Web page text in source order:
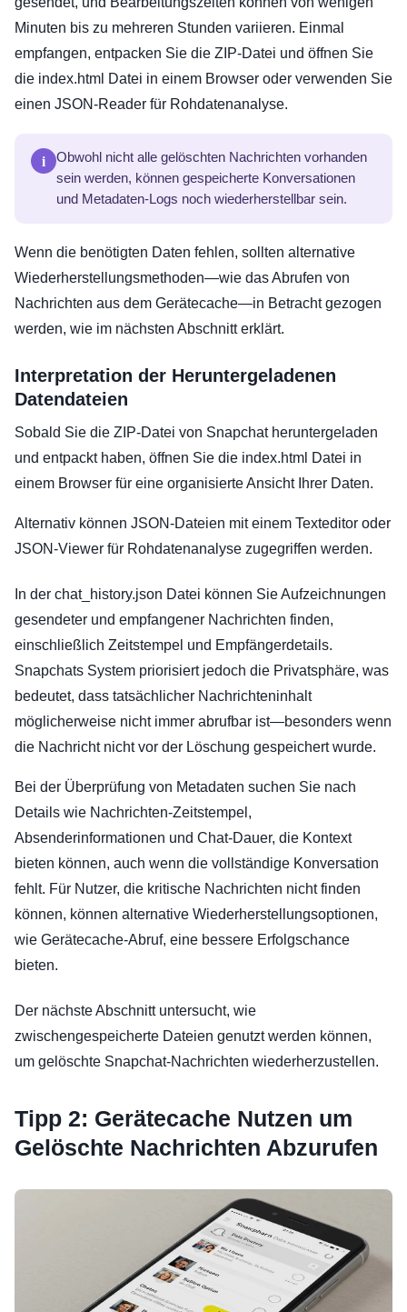
Minuten bis zu mehreren Stunden variieren. Einmal
empfangen, entpacken Sie die ZIP-Datei und öffnen Sie
die index.html Datei in einem Browser oder verwenden Sie
einen JSON-Reader für Rohdatenanalyse.
i
Obwohl nicht alle gelöschten Nachrichten vorhanden
sein werden, können gespeicherte Konversationen
und Metadaten-Logs noch wiederherstellbar sein.
Wenn die benötigten Daten fehlen, sollten alternative
Wiederherstellungsmethoden—wie das Abrufen von
Nachrichten aus dem Gerätecache—in Betracht gezogen
werden, wie im nächsten Abschnitt erklärt.
Interpretation der Heruntergeladenen
Datendateien
Sobald Sie die ZIP-Datei von Snapchat heruntergeladen
und entpackt haben, öffnen Sie die index.html Datei in
einem Browser für eine organisierte Ansicht Ihrer Daten.
Alternativ können JSON-Dateien mit einem Texteditor oder
JSON-Viewer für Rohdatenanalyse zugegriffen werden.
In der chat_history.json Datei können Sie Aufzeichnungen
gesendeter und empfangener Nachrichten finden,
einschließlich Zeitstempel und Empfängerdetails.
Snapchats System priorisiert jedoch die Privatsphäre, was
bedeutet, dass tatsächlicher Nachrichteninhalt
möglicherweise nicht immer abrufbar ist—besonders wenn
die Nachricht nicht vor der Löschung gespeichert wurde.
Bei der Überprüfung von Metadaten suchen Sie nach
Details wie Nachrichten-Zeitstempel,
Absenderinformationen und Chat-Dauer, die Kontext
bieten können, auch wenn die vollständige Konversation
fehlt. Für Nutzer, die kritische Nachrichten nicht finden
können, können alternative Wiederherstellungsoptionen,
wie Gerätecache-Abruf, eine bessere Erfolgschance
bieten.
Der nächste Abschnitt untersucht, wie
zwischengespeicherte Dateien genutzt werden können,
um gelöschte Snapchat-Nachrichten wiederherzustellen.
Tipp 2: Gerätecache Nutzen um
Gelöschte Nachrichten Abzurufen